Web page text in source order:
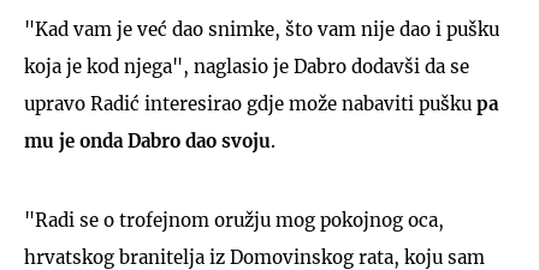
"Kad vam je već dao snimke, što vam nije dao i pušku
koja je kod njega", naglasio je Dabro dodavši da se
upravo Radić interesirao gdje može nabaviti pušku pa
mu je onda Dabro dao svoju.
"Radi se o trofejnom oružju mog pokojnog oca,
hrvatskog branitelja iz Domovinskog rata, koju sam